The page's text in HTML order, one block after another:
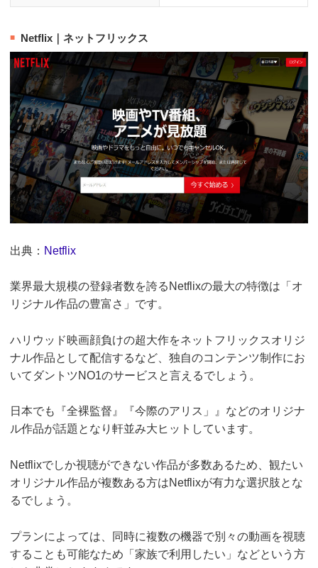
Netflix｜ネットフリックス
出典： Netflix
業界最大規模の登録者数を誇るNetflixの最大の特徴は「オ
リジナル作品の豊富さ」です。
ハリウッド映画顔負けの超大作をネットフリックスオリジ
ナル作品として配信するなど、独自のコンテンツ制作にお
いてダントツNO1のサービスと言えるでしょう。
日本でも『全裸監督』『今際のアリス」』などのオリジナ
ル作品が話題となり軒並み大ヒットしています。
Netflixでしか視聴ができない作品が多数あるため、観たい
オリジナル作品が複数ある方はNetflixが有力な選択肢とな
るでしょう。
プランによっては、同時に複数の機器で別々の動画を視聴
することも可能なため「家族で利用したい」などという方